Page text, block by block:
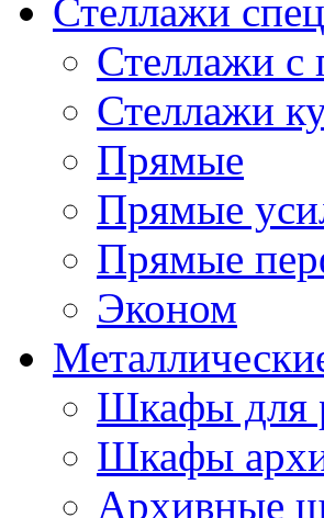
Стеллажи
Стеллажи с
Стеллажи
Прямые
Прямые
Прямые
Эконом
Шкафы для
Шкафы
Архивные